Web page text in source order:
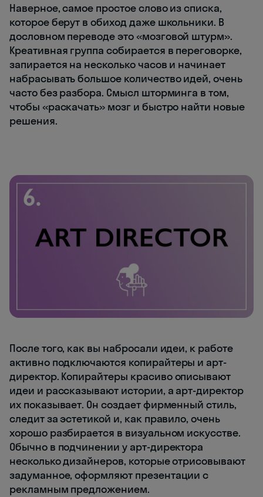
Наверное, самое простое слово из списка,
которое берут в обиход даже школьники. В
дословном переводе это «мозговой штурм».
Креативная группа собирается в переговорке,
запирается на несколько часов и начинает
набрасывать большое количество идей, очень
часто без разбора. Смысл шторминга в том,
чтобы «раскачать» мозг и быстро найти новые
решения.
После того, как вы набросали идеи, к работе
активно подключаются копирайтеры и арт-
директор. Копирайтеры красиво описывают
идеи и рассказывают истории, а арт-директор
их показывает. Он создает фирменный стиль,
следит за эстетикой и, как правило, очень
хорошо разбирается в визуальном искусстве.
Обычно в подчинении у арт-директора
несколько дизайнеров, которые отрисовывают
задуманное, оформляют презентации с
рекламным предложением.